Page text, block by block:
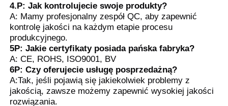
4.P: Jak kontrolujecie swoje produkty?
A: Mamy profesjonalny zespół QC, aby zapewnić
kontrolę jakości na każdym etapie procesu
produkcyjnego.
5P: Jakie certyfikaty posiada pańska fabryka?
A: CE, ROHS, ISO9001, BV
6P: Czy oferujecie usługę posprzedażną?
A:Tak, jeśli pojawią się jakiekolwiek problemy z
jakością, zawsze możemy zapewnić wysokiej jakości
rozwiązania.